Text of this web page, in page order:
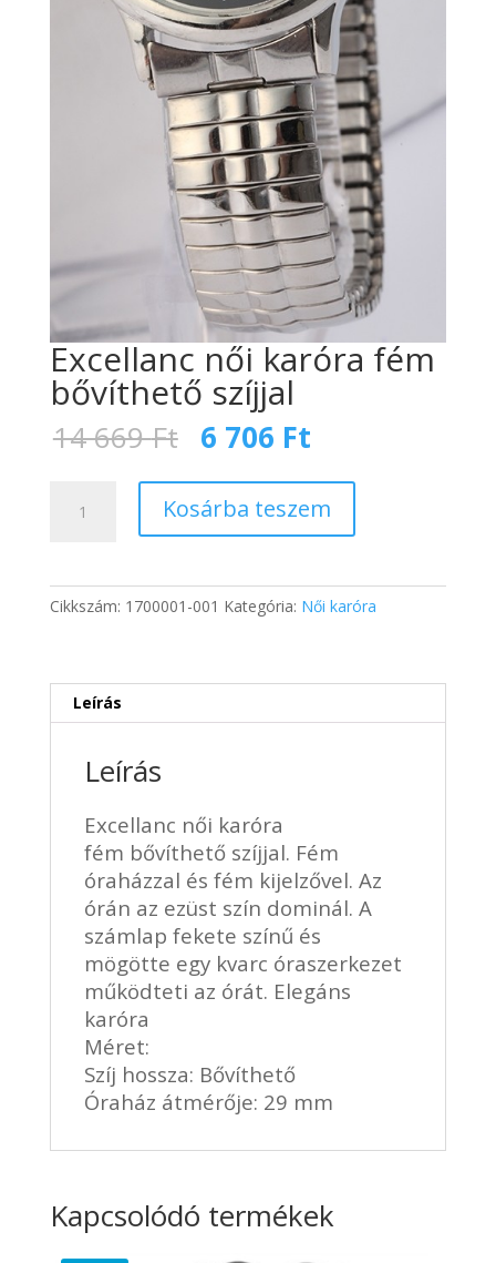
Excellanc női karóra fém
bővíthető szíjjal
14 669Ft Original
price
was:
14
669 Ft.
6 706 Ft
is:
6
706 Ft.
Kosárba teszem
Cikkszám: 1700001-001 Kategória: Női karóra
Leírás
Leírás
Excellanc női karóra
fém bővíthető szíjjal. Fém
óraházzal és fém kijelzővel. Az
órán az ezüst szín dominál. A
számlap fekete színű és
mögötte egy kvarc óraszerkezet
működteti az órát. Elegáns
karóra
Méret:
Szíj hossza: Bővíthető
Óraház átmérője: 29 mm
Kapcsolódó termékek